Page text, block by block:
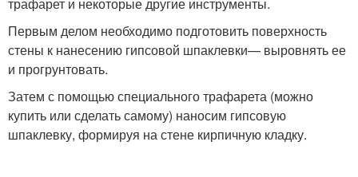
Первым делом необходимо подготовить поверхность
стены к нанесению гипсовой шпаклевки— выровнять ее
и прогрунтовать.
Затем с помощью специального трафарета (можно
купить или сделать самому) наносим гипсовую
шпаклевку, формируя на стене кирпичную кладку.